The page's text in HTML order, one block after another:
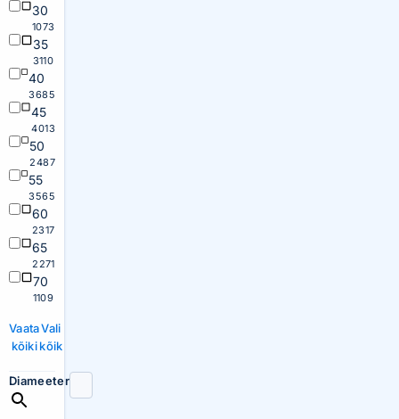
30
1073
35
3110
40
3685
45
4013
50
2487
55
3565
60
2317
65
2271
70
1109
Vaata
kõiki
Vali
kõik
Diameeter